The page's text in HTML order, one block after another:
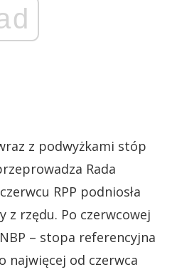
z podwyżkami stóp
Rada
RPP podniosła
z rzędu. Po czerwcowej
– stopa referencyjna
najwięcej od czerwca